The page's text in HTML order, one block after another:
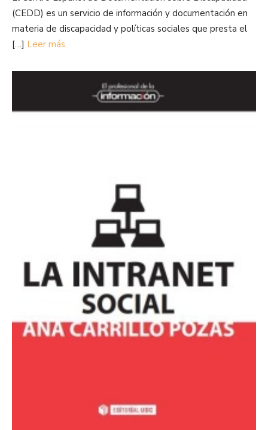
(CEDD) es un servicio de información y documentación en
materia de discapacidad y políticas sociales que presta el
[…] Leer más